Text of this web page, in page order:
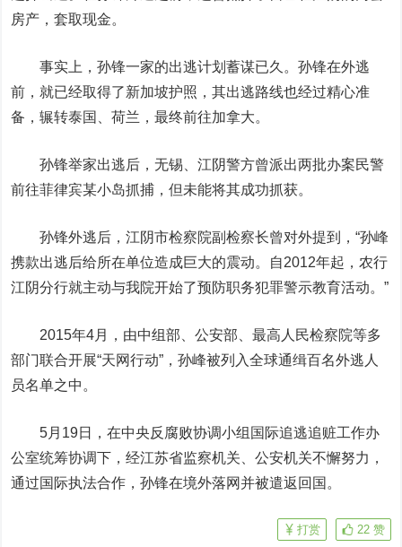
房产，套取现金。
事实上，孙锋一家的出逃计划蓄谋已久。孙锋在外逃
前，就已经取得了新加坡护照，其出逃路线也经过精心准
备，辗转泰国、荷兰，最终前往加拿大。
孙锋举家出逃后，无锡、江阴警方曾派出两批办案民警
前往菲律宾某小岛抓捕，但未能将其成功抓获。
孙锋外逃后，江阴市检察院副检察长曾对外提到，“孙峰
携款出逃后给所在单位造成巨大的震动。自2012年起，农行
江阴分行就主动与我院开始了预防职务犯罪警示教育活动。”
2015年4月，由中组部、公安部、最高人民检察院等多
部门联合开展“天网行动”，孙峰被列入全球通缉百名外逃人
员名单之中。
5月19日，在中央反腐败协调小组国际追逃追赃工作办
公室统筹协调下，经江苏省监察机关、公安机关不懈努力，
通过国际执法合作，孙锋在境外落网并被遣返回国。
22 赞
打赏